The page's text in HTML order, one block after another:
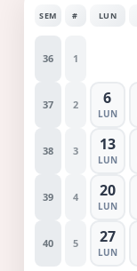
SEM # LUN
36 1
37 2 6
LUN
38 3 13
LUN
39 4 20
LUN
40 5 27
LUN